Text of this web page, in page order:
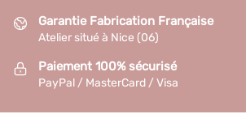
Garantie Fabrication Française
Atelier situé à Nice (06)
Paiement 100% sécurisé
PayPal / MasterCard / Visa